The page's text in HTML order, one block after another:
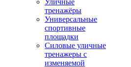
Уличные
тренажёры
Универсальные
спортивные
площадки
Силовые уличные
тренажеры с
изменяемой